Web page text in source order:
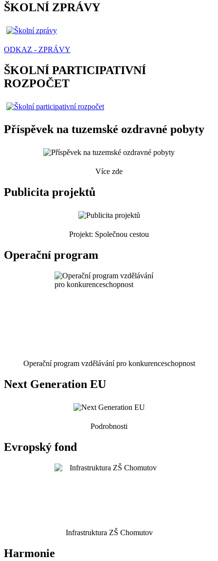
ŠKOLNÍ ZPRÁVY
ODKAZ - ZPRÁVY
ŠKOLNÍ PARTICIPATIVNÍ
ROZPOČET
Příspěvek na tuzemské ozdravné pobyty
Více zde
Publicita projektů
Projekt: Společnou cestou
Operační program
Operační program vzdělávání pro konkurenceschopnost
Next Generation EU
Podrobnosti
Evropský fond
Infrastruktura ZŠ Chomutov
Harmonie